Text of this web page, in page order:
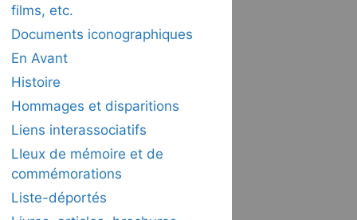
films, etc.
Documents iconographiques
En Avant
Histoire
Hommages et disparitions
Liens interassociatifs
LIeux de mémoire et de
commémorations
Liste-déportés